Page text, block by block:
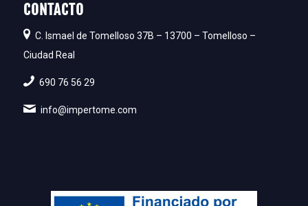
CONTACTO
C. Ismael de Tomelloso 37B – 13700 – Tomelloso –
Ciudad Real
690 76 56 29
info@impertome.com